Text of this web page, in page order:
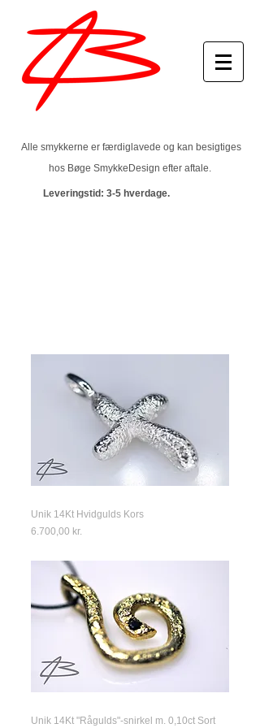
Alle smykkerne er færdiglavede og kan besigtiges
hos Bøge SmykkeDesign efter aftale.
Leveringstid: 3-5 hverdage.
Unik 14Kt Hvidgulds Kors
Price
6.700,00 kr.
Unik 14Kt "Rågulds"-snirkel m. 0,10ct Sort